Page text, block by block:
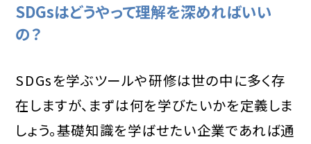
SDGsはどうやって理解を深めればいい
の？
SDGsを学ぶツールや研修は世の中に多く存
在しますが、まずは何を学びたいかを定義しま
しょう。基礎知識を学ばせたい企業であれば通